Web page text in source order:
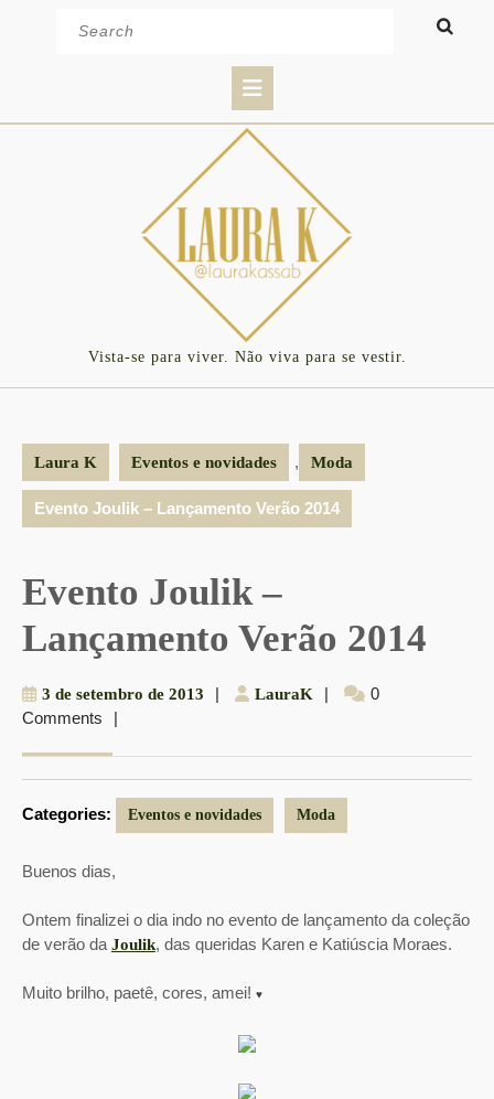
Button
Vista-se para viver. Não viva para se vestir.
Laura K Eventos e novidades , Moda
Evento Joulik – Lançamento Verão 2014
Evento Joulik –
Lançamento Verão 2014
3 de setembro de 2013 | LauraK LauraK
|
0
Comments
|
Categories: Eventos e novidades Moda
Buenos dias,
Ontem finalizei o dia indo no evento de lançamento da coleção
de verão da Joulik, das queridas Karen e Katiúscia Moraes.
Muito brilho, paetê, cores, amei! ♥